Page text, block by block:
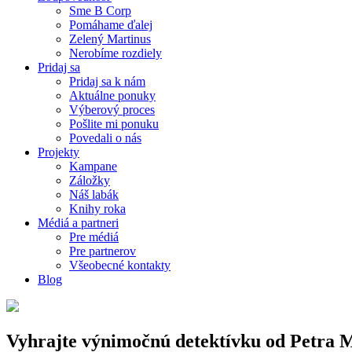
Sme B Corp
Pomáhame ďalej
Zelený Martinus
Nerobíme rozdiely
Pridaj sa
Pridaj sa k nám
Aktuálne ponuky
Výberový proces
Pošlite mi ponuku
Povedali o nás
Projekty
Kampane
Záložky
Náš labák
Knihy roka
Médiá a partneri
Pre médiá
Pre partnerov
Všeobecné kontakty
Blog
Vyhrajte výnimočnú detektívku od Petra